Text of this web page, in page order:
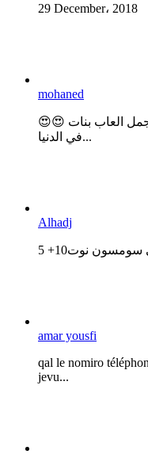
29 December، 2018
mohaned
😍😍 شكرا علي تنزيل العاب بنات ٢٠٢٤ اجمل العاب بنات
في الدنيا...
Alhadj
amar yousfi
qal le nomiro
jevu...